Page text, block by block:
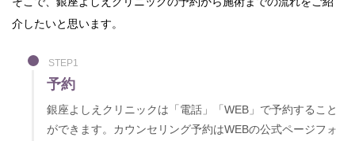
介したいと思います。
STEP1
予約
銀座よしえクリニックは「電話」「WEB」で予約すること
ができます。カウンセリング予約はWEBの公式ページフォ